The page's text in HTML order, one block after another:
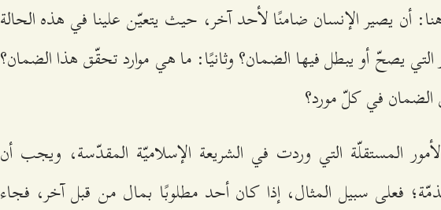
أن يصير الإنسان ضامنًا لأحد آخر، حيث يتعيّن علينا في هذه الحالة
التي يصحّ أو يبطل فيها الضمان؟ وثانيًا: ما هي موارد تحقّق هذا الضمان؟
في كلّ مورد؟
المستقلّة التي وردت في الشريعة الإسلاميّة المقدّسة، ويجب أن
فعلى سبيل المثال، إذا كان أحد مطلوبًا بمال من قبل آخر، فجاء